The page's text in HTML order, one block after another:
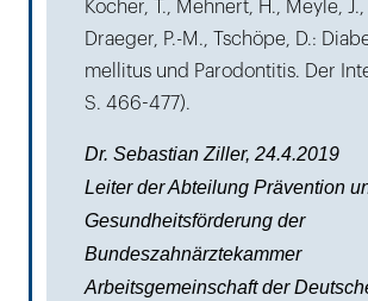
Kocher, T., Mehnert, H., Meyle,
Draeger, P.-M., Tschöpe, D.:
mellitus und Parodontitis. Der
S. 466-477).
Dr. Sebastian Ziller, 24.4.2019
Leiter der Abteilung Prävention
Gesundheitsförderung der
Bundeszahnärztekammer
Arbeitsgemeinschaft der